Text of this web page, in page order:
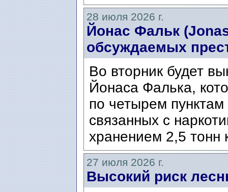
28 июля 2026 г.
Йонас Фальк
обсуждаемых
Во вторник будет
Йонаса Фалька,
по четырем
связанных с
хранением 2,5 тонн
27 июля 2026 г.
Высокий риск